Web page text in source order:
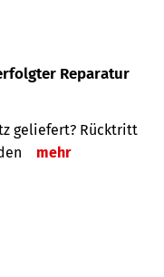
Reparatur
geliefert? Rücktritt
mehr